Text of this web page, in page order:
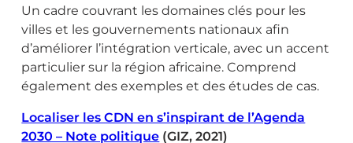
Un cadre couvrant les domaines clés pour les
villes et les gouvernements nationaux afin
d’améliorer l’intégration verticale, avec un accent
particulier sur la région africaine. Comprend
également des exemples et des études de cas.
Localiser les CDN en s’inspirant de l’Agenda
2030 – Note politique (GIZ, 2021)